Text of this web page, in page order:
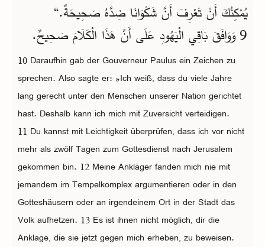
يُمْكِنُكَ أَنْ تَعْرِفَ أَنَّ شَكْوَانَا ضِدَّهُ صَحِيحَةٌ.“
9 وَوَافَقَ بَاقِي الْيَهُودِ عَلَى أَنَّ هَذَا الْكَلَامَ صَحِيحٌ.
10 Daraufhin gab der Gouverneur Paulus ein Zeichen zu
sprechen. Also sagte er: »Ich weiß, dass du viele Jahre
lang gerecht unter den Menschen unserer Nation gerichtet
hast. Deshalb kann ich mich mit Zuversicht verteidigen.
11 Du kannst mit Leichtigkeit überprüfen, dass ich vor nicht
mehr als zwölf Tagen zum Gottesdienst nach Jerusalem
gekommen bin. 12 Meine Ankläger fanden mich nie mit
jemandem im Tempelkomplex argumentieren oder in den
Gotteshäusern oder an irgendeinem Ort in der Stadt das
Volk aufhetzen. 13 Es ist ihnen nicht möglich, dir die
Anklage, die sie jetzt gegen mich erheben, zu beweisen.